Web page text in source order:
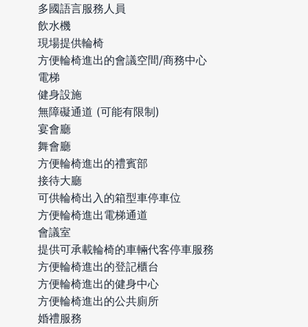
多國語言服務人員
飲水機
現場提供輪椅
方便輪椅進出的會議空間/商務中心
電梯
健身設施
無障礙通道 (可能有限制)
宴會廳
舞會廳
方便輪椅進出的禮賓部
接待大廳
可供輪椅出入的箱型車停車位
方便輪椅進出電梯通道
會議室
提供可承載輪椅的車輛代客停車服務
方便輪椅進出的登記櫃台
方便輪椅進出的健身中心
方便輪椅進出的公共廁所
婚禮服務